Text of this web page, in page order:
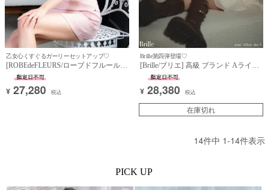
乙女心くすぐるガーリーセットアップ♡
[ROBEdeFLEURS/ローブドフルール]
高級 ブランド タイトミニドレス セッ
トアップ ホルターネック ジップ ハー
トスタッズ ゴールドチェーン (ゆいぴ
¥ 27,280 税込
Brille第四弾登場♡
[Brille/ブリエ] 高級 ブランド Aライン
ミニドレス 谷間 ホルターネック 背中
魅せ チュール ウエストマーク
¥ 28,380 税込
在庫切れ
14件中 1-14件表示
PICK UP